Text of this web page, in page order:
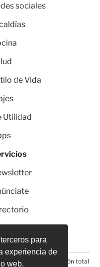
para
experiencia de
web.
sociales
de Vida
Utilidad
la reproducción total